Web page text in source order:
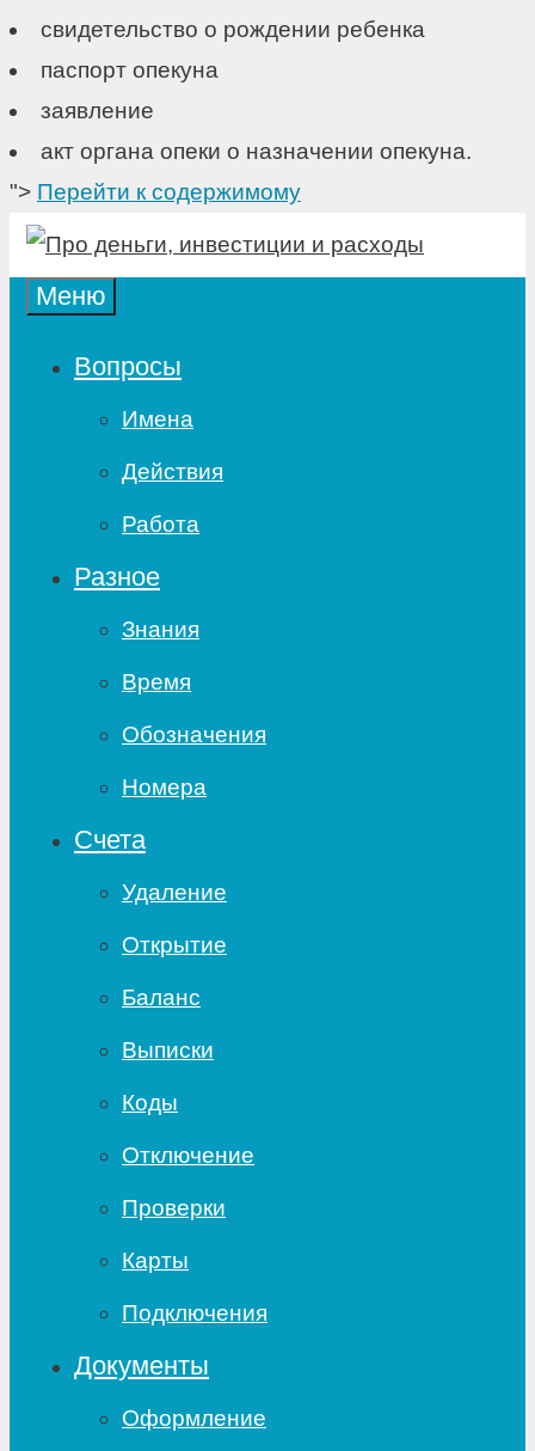
свидетельство о рождении ребенка
паспорт опекуна
заявление
акт органа опеки о назначении опекуна.
"> Перейти к содержимому
Меню
Вопросы
Имена
Действия
Работа
Разное
Знания
Время
Обозначения
Номера
Счета
Удаление
Открытие
Баланс
Выписки
Коды
Отключение
Проверки
Карты
Подключения
Документы
Оформление